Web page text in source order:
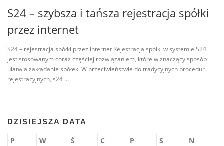
S24 – szybsza i tańsza rejestracja spółki
przez internet
S24 – rejestracja spółki przez internet Rejestracja spółki w systemie S24
jest stosowanym coraz częściej rozwiązaniem, które w znaczący sposób
ułatwia zakładanie spółek. W przeciwieństwie do tradycyjnych procedur
rejestracyjnych, s24 …
DZISIEJSZA DATA
P W Ś C P S N